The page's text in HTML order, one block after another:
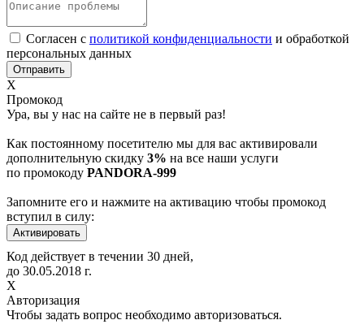
Согласен с политикой конфиденциальности и обработкой
персональных данных
Х
Промокод
Ура, вы у нас на сайте не в первый раз!
Как постоянному посетителю мы для вас активировали
дополнительную скидку 3% на все наши услуги
по промокоду PANDORA-999
Запомните его и нажмите на активацию чтобы промокод
вступил в силу:
Код действует в течении 30 дней,
до 30.05.2018 г.
Х
Авторизация
Чтобы задать вопрос необходимо авторизоваться.